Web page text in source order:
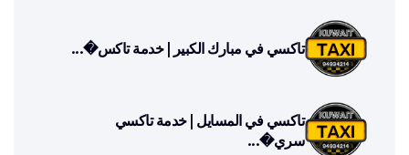
تاكسي في مبارك الكبير | خدمة تاكس�...
تاكسي في المسايل | خدمة تاكسي
سري�...